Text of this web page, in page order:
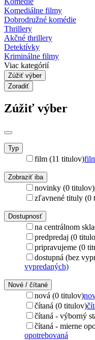
Komediálne filmy
Dobrodružné komédie
Thrillery
Akčné thrillery
Detektívky
Kriminálne filmy
Viac kategórií
Zúžiť výber
Zoradiť
Zúžiť výber
Typ
film (11 titulov)
Zobraziť iba
novinky (0 titulov)
zľavnené tituly (0
Dostupnosť
na centrálnom
predpredaj (0
pripravujeme (0
dostupná (bez
vypredaných)
Nové / čítané
nová (0 titulov)
čítaná (0 titulov)
čítaná - výborný
čítaná - mierne
opotrebovaná